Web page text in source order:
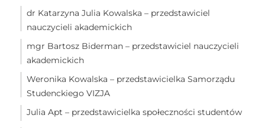
dr Katarzyna Julia Kowalska – przedstawiciel
nauczycieli akademickich
mgr Bartosz Biderman – przedstawiciel nauczycieli
akademickich
Weronika Kowalska – przedstawicielka Samorządu
Studenckiego VIZJA
Julia Apt – przedstawicielka społeczności studentów